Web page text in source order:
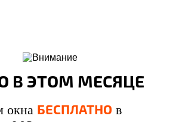
В ЭТОМ МЕСЯЦЕ
окна БЕСПЛАТНО в